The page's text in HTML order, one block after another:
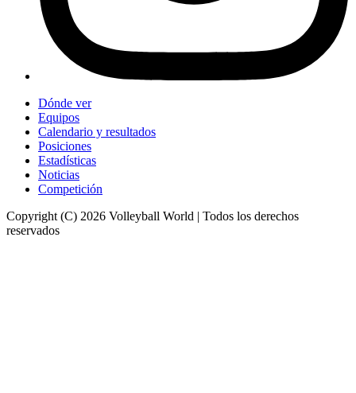
Dónde ver
Equipos
Calendario y resultados
Posiciones
Estadísticas
Noticias
Competición
Copyright (C) 2026 Volleyball World | Todos los derechos
reservados